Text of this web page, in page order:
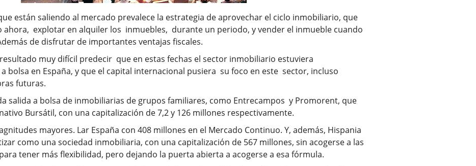
están saliendo al mercado prevalece la estrategia de aprovechar el ciclo inmobiliario, que
ahora, explotar en alquiler los inmuebles, durante un periodo, y vender el inmueble cuando
de disfrutar de importantes ventajas fiscales.
muy difícil predecir que en estas fechas el sector inmobiliario estuviera
bolsa en España, y que el capital internacional pusiera su foco en este sector, incluso
futuras.
salida a bolsa de inmobiliarias de grupos familiares, como Entrecampos y Promorent, que
Bursátil, con una capitalización de 7,2 y 126 millones respectivamente.
mayores. Lar España con 408 millones en el Mercado Continuo. Y, además, Hispania
como una sociedad inmobiliaria, con una capitalización de 567 millones, sin acogerse a las
tener más flexibilidad, pero dejando la puerta abierta a acogerse a esa fórmula.